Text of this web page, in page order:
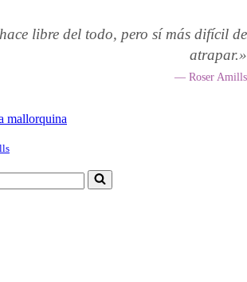
libre del todo, pero sí más difícil de
atrapar.»
— Roser Amills
mallorquina